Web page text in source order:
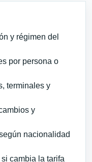
y régimen del
por persona o
terminales y
y
nacionalidad
cambia la tarifa